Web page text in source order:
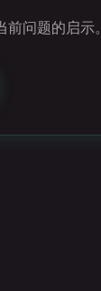
问题的启示。